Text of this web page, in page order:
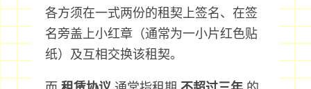
各方须在一式两份的租契上签名、在签
名旁盖上小红章（通常为一小片红色贴
纸）及互相交换该租契。